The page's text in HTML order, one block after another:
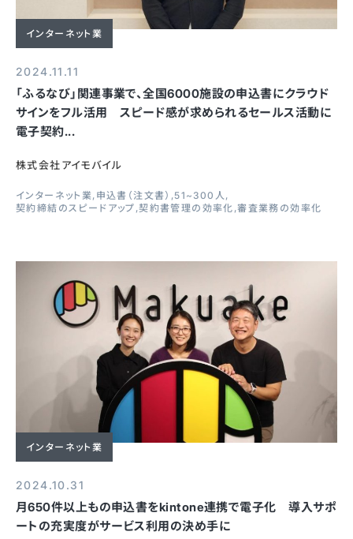
インターネット業
2024.11.11
「ふるなび」関連事業で、全国6000施設の申込書にクラウド
サインをフル活用 スピード感が求められるセールス活動に
電子契約...
株式会社アイモバイル
インターネット業 申込書（注文書） 51~300人
契約締結のスピードアップ 契約書管理の効率化 審査業務の効率化
インターネット業
2024.10.31
月650件以上もの申込書をkintone連携で電子化 導入サポ
ートの充実度がサービス利用の決め手に